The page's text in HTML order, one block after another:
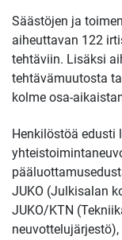
Säästöjen ja
aiheuttavan 122
tehtäviin. Lisäksi
tehtävämuutosta
kolme osa-
Henkilöstöä edusti
JUKO (Julkisalan
JUKO/KTN